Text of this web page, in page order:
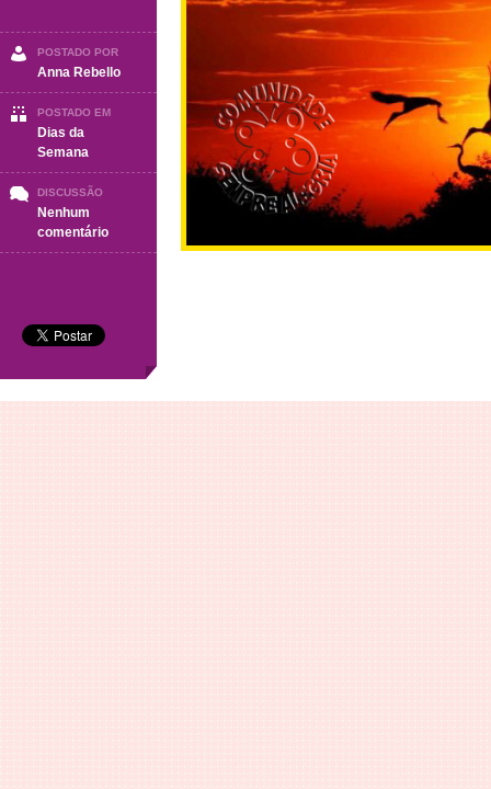
POSTADO POR
Anna Rebello
POSTADO EM
Dias da
Semana
DISCUSSÃO
Nenhum
comentárioem
Boa